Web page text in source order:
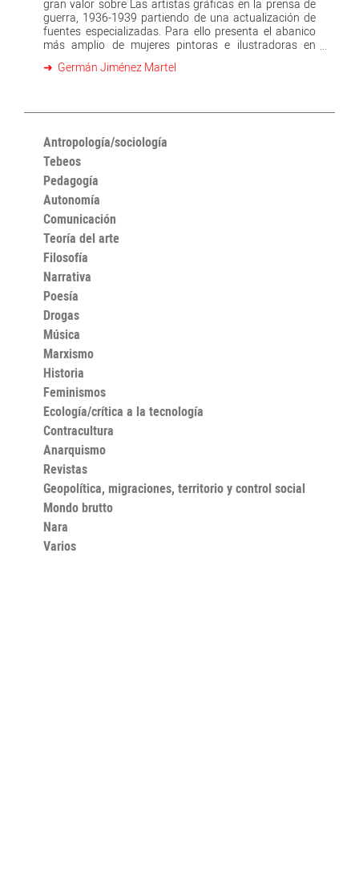
gran valor sobre Las artistas gráficas en la prensa de
guerra, 1936-1939 partiendo de una actualización de
fuentes especializadas. Para ello presenta el abanico
más amplio de mujeres pintoras e ilustradoras en
inmediata evolución, que había adquirido su mayoría
había sobrevivido con muchas dificultades en la zona
los insurrectos un buen número de ellas se había
exiliado. La palabra y la ilustración fueron cauces para
la carga modernizadora que trae la República frente a
la España negra y tridentina que reimplanta el
golpismo. Las mujeres pintoras e ilustradoras cumplen
un papel modernizador en ese mundo que vuelve atrás
por la fuerza de las armas. Pero lo labrado por su
huella llega hasta nuestros días.
Germán Jiménez Martel
Antropología/sociología
Tebeos
Pedagogía
Autonomía
Comunicación
Teoría del arte
Filosofía
Narrativa
Poesía
Drogas
Música
Marxismo
Historia
Feminismos
Ecología/crítica a la tecnología
Contracultura
Anarquismo
Revistas
Geopolítica, migraciones, territorio y control social
Mondo brutto
Nara
Varios